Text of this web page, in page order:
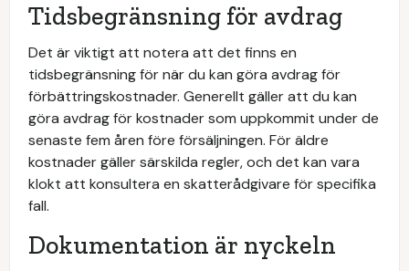
Tidsbegränsning för avdrag
Det är viktigt att notera att det finns en
tidsbegränsning för när du kan göra avdrag för
förbättringskostnader. Generellt gäller att du kan
göra avdrag för kostnader som uppkommit under de
senaste fem åren före försäljningen. För äldre
kostnader gäller särskilda regler, och det kan vara
klokt att konsultera en skatterådgivare för specifika
fall.
Dokumentation är nyckeln